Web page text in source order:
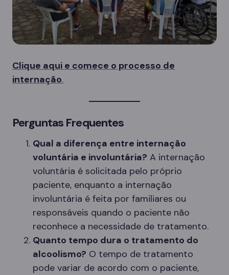
Clique aqui e comece o processo de
internação.
Perguntas Frequentes
Qual a diferença entre internação
voluntária e involuntária? A internação
voluntária é solicitada pelo próprio
paciente, enquanto a internação
involuntária é feita por familiares ou
responsáveis quando o paciente não
reconhece a necessidade de tratamento.
Quanto tempo dura o tratamento do
alcoolismo? O tempo de tratamento
pode variar de acordo com o paciente,